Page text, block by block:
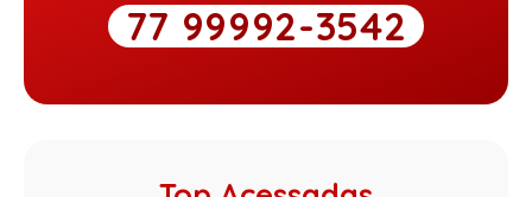
77 99992-3542